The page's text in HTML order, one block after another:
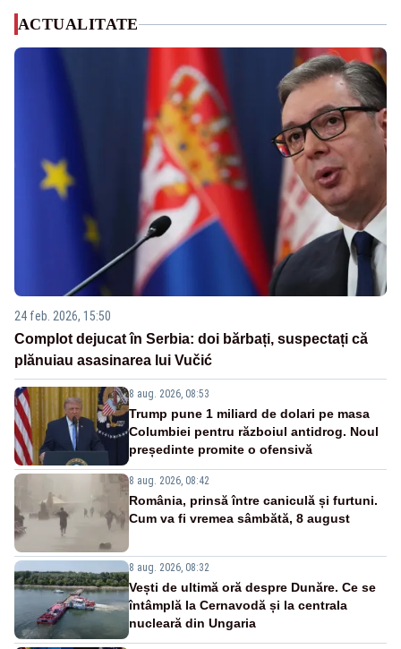
ACTUALITATE
24 feb. 2026, 15:50
Complot dejucat în Serbia: doi bărbați, suspectați că
plănuiau asasinarea lui Vučić
8 aug. 2026, 08:53
Trump pune 1 miliard de dolari pe masa
Columbiei pentru războiul antidrog. Noul
președinte promite o ofensivă
8 aug. 2026, 08:42
România, prinsă între caniculă și furtuni.
Cum va fi vremea sâmbătă, 8 august
8 aug. 2026, 08:32
Vești de ultimă oră despre Dunăre. Ce se
întâmplă la Cernavodă și la centrala
nucleară din Ungaria